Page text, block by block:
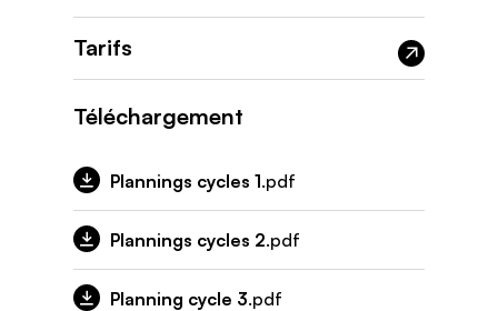
Tarifs
Téléchargement
Plannings cycles 1.pdf
Plannings cycles 2.pdf
Planning cycle 3.pdf